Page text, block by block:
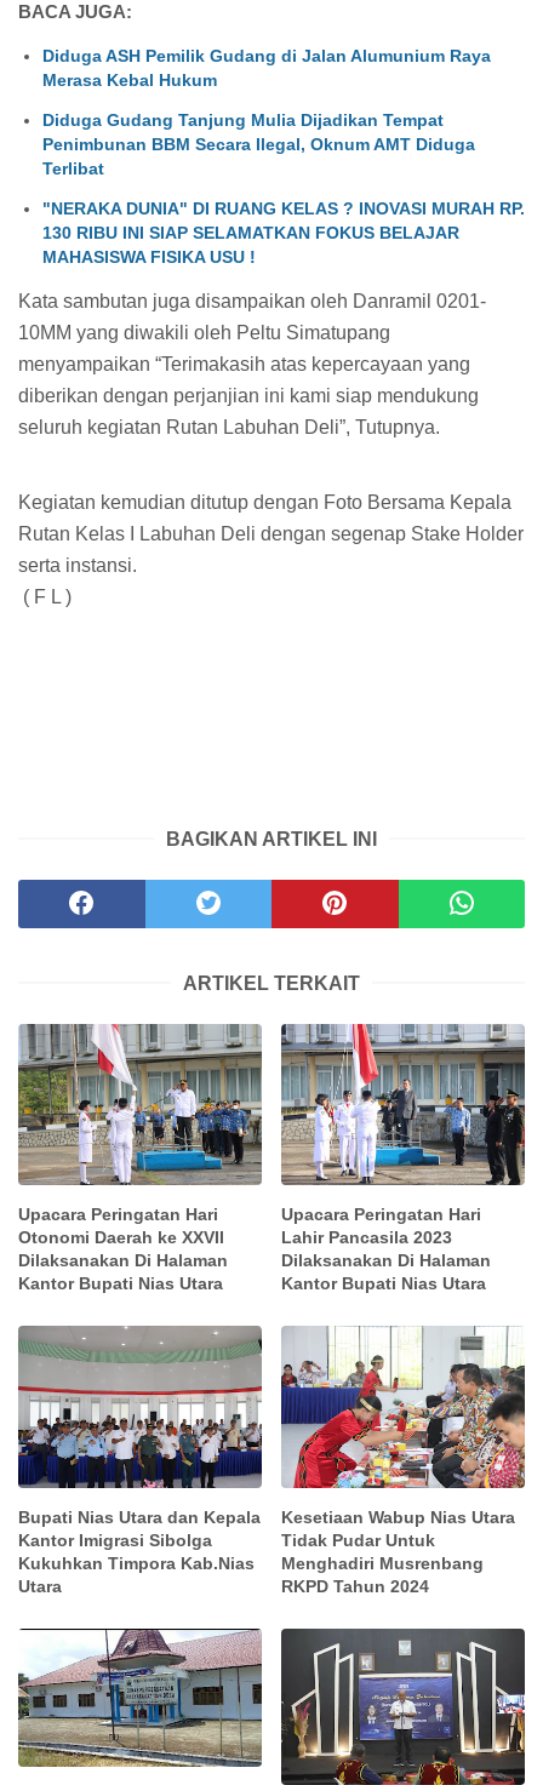
BACA JUGA:
Diduga ASH Pemilik Gudang di Jalan Alumunium Raya
Merasa Kebal Hukum
Diduga Gudang Tanjung Mulia Dijadikan Tempat
Penimbunan BBM Secara Ilegal, Oknum AMT Diduga
Terlibat
"NERAKA DUNIA" DI RUANG KELAS ? INOVASI MURAH RP.
130 RIBU INI SIAP SELAMATKAN FOKUS BELAJAR
MAHASISWA FISIKA USU !
Kata sambutan juga disampaikan oleh Danramil 0201-
10MM yang diwakili oleh Peltu Simatupang
menyampaikan “Terimakasih atas kepercayaan yang
diberikan dengan perjanjian ini kami siap mendukung
seluruh kegiatan Rutan Labuhan Deli”, Tutupnya.
Kegiatan kemudian ditutup dengan Foto Bersama Kepala
Rutan Kelas I Labuhan Deli dengan segenap Stake Holder
serta instansi.
( F L )
BAGIKAN ARTIKEL INI
ARTIKEL TERKAIT
Upacara Peringatan Hari
Otonomi Daerah ke XXVII
Dilaksanakan Di Halaman
Kantor Bupati Nias Utara
Upacara Peringatan Hari
Lahir Pancasila 2023
Dilaksanakan Di Halaman
Kantor Bupati Nias Utara
Bupati Nias Utara dan Kepala
Kantor Imigrasi Sibolga
Kukuhkan Timpora Kab.Nias
Utara
Kesetiaan Wabup Nias Utara
Tidak Pudar Untuk
Menghadiri Musrenbang
RKPD Tahun 2024